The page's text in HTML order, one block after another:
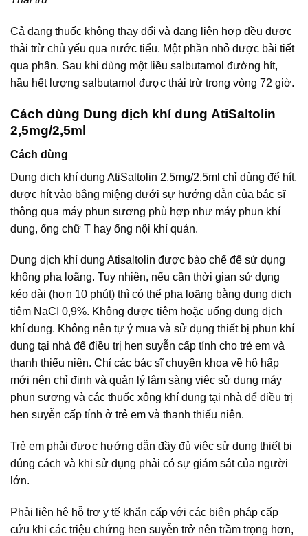
Cả dạng thuốc không thay đổi và dạng liên hợp đều được
thải trừ chủ yếu qua nước tiểu. Một phần nhỏ được bài tiết
qua phân. Sau khi dùng một liều salbutamol đường hít,
hầu hết lượng salbutamol được thải trừ trong vòng 72 giờ.
Cách dùng Dung dịch khí dung AtiSaltolin
2,5mg/2,5ml
Cách dùng
Dung dịch khí dung AtiSaltolin 2,5mg/2,5ml chỉ dùng để hít,
được hít vào bằng miệng dưới sự hướng dẫn của bác sĩ
thông qua máy phun sương phù hợp như máy phun khí
dung, ống chữ T hay ống nội khí quản.
Dung dịch khí dung Atisaltolin được bào chế để sử dụng
không pha loãng. Tuy nhiên, nếu cần thời gian sử dụng
kéo dài (hơn 10 phút) thì có thể pha loãng bằng dung dịch
tiêm NaCI 0,9%. Không được tiêm hoặc uống dung dịch
khí dung. Không nên tự ý mua và sử dụng thiết bị phun khí
dung tại nhà để điều trị hen suyễn cấp tính cho trẻ em và
thanh thiếu niên. Chỉ các bác sĩ chuyên khoa về hô hấp
mới nên chỉ định và quản lý lâm sàng việc sử dụng máy
phun sương và các thuốc xông khí dung tại nhà để điều trị
hen suyễn cấp tính ở trẻ em và thanh thiếu niên.
Trẻ em phải được hướng dẫn đầy đủ việc sử dụng thiết bị
đúng cách và khi sử dụng phải có sự giám sát của người
lớn.
Phải liên hệ hỗ trợ y tế khẩn cấp với các biện pháp cấp
cứu khi các triệu chứng hen suyễn trở nên trầm trọng hơn,